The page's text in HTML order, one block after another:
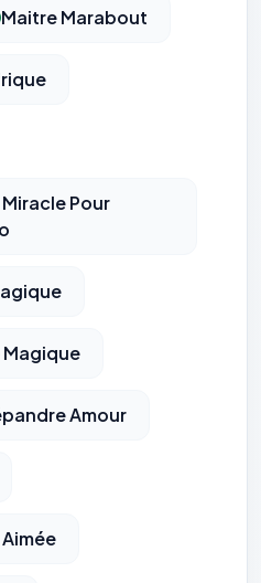
Maitre Marabout
Pour
Magique
Amour